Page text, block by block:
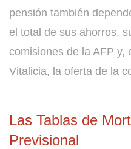
pensión también
el total de sus ahorros,
comisiones de la AFP y,
Vitalicia, la oferta de la
Las Tablas de
Previsional